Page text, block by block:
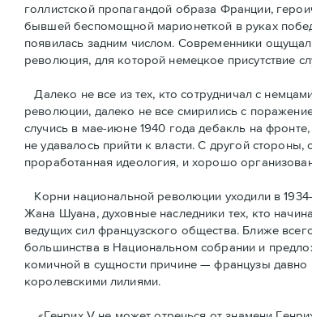
голлистской пропагандой образа Франции,
бывшей беспомощной марионеткой в руках
появилась задним числом. Современники
революция, для которой немецкое присутствие
Далеко не все из тех, кто сотрудничал с
революции, далеко не все смирились с
случись в мае-июне 1940 года дебакль на
не удавалось прийти к власти. С другой
проработанная идеология, и хорошо
Корни национальной революции уходили в
Жана Шуана, духовные наследники тех, кто
ведущих сил французского общества. Ближе
большинства в Национальном собрании и
комичной в сущности причине — французы давно
королевскими лилиями.